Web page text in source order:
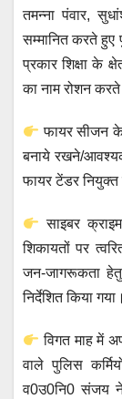
तमन्ना पंवार,
सम्मानित करते हुए
प्रकार शिक्षा के
का नाम रोशन करते
फायर सीजन के
बनाये रखने/
फायर टेंडर नियुक्त
साइबर
शिकायतों पर
जन-जागरूकता
निर्देशित किया गया।
विगत माह में
वाले पुलिस
व0उ0नि0 संजय